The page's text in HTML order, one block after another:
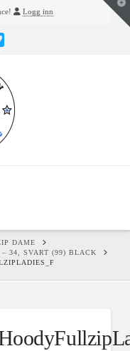
Logg inn
DAME
34, SVART (99) BLACK